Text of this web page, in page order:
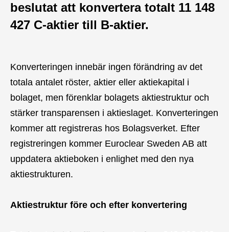
beslutat att konvertera totalt 11 148
427 C-aktier till B-aktier.
Konverteringen innebär ingen förändring av det
totala antalet röster, aktier eller aktiekapital i
bolaget, men förenklar bolagets aktiestruktur och
stärker transparensen i aktieslaget. Konverteringen
kommer att registreras hos Bolagsverket. Efter
registreringen kommer Euroclear Sweden AB att
uppdatera aktieboken i enlighet med den nya
aktiestrukturen.
Aktiestruktur före och efter konvertering